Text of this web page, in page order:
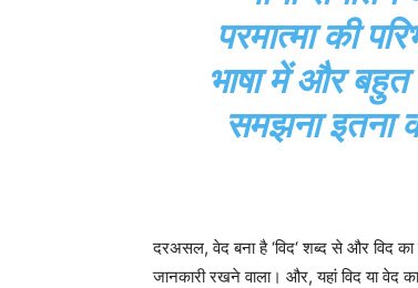
परमात्मा की
भाषा में और
समझना इतना
दरअसल, वेद बना है ‘विद‘ शब्द से और विद का
जानकारी रखने वाला। और, यहां विद या वेद